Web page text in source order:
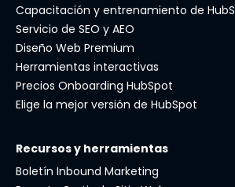
Capacitación y entrenamiento de
Servicio de SEO y AEO
Diseño Web Premium
Herramientas interactivas
Precios Onboarding HubSpot
Elige la mejor versión de HubSpot
Recursos y herramientas
Boletín Inbound Marketing